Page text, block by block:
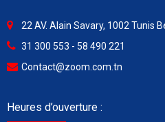
22 AV. Alain Savary, 1002 Tunis
31 300 553 - 58 490 221
Contact@zoom.com.tn
Heures d’ouverture :